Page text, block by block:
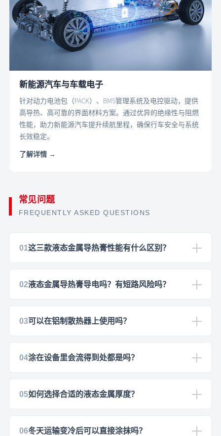
新能源汽车与车载电子
针对动力电池包（PACK）、BMS管理系统及电控驱动，提供
高导热、高可靠的界面材料方案。通过优异的绝缘性与阻燃
性能，助力新能源汽车提升续航里程，确保行车安全与系统
长效稳定。
常见问题
FREQUENTLY ASKED QUESTIONS
01这三款液态金属导热膏性能有什么区别？
02液态金属导热膏导电吗？有短路风险吗？
03可以在铝制散热器上使用吗？
04涂在设备里会流得到处都是吗？
05如何选择合适的液态金属厚度？
06冬天运输变冷后可以直接涂抹吗？